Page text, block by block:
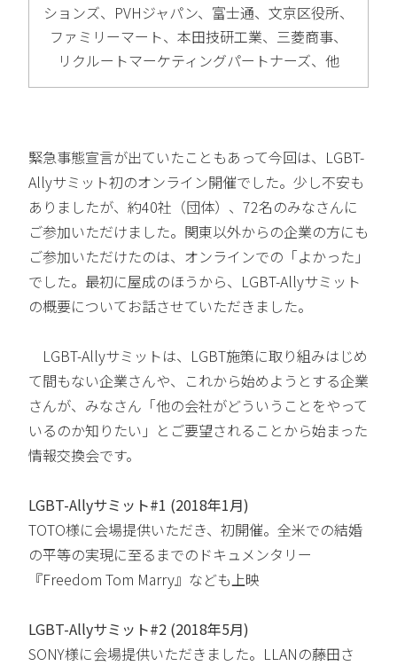
ションズ、PVHジャパン、富士通、文京区役所、
ファミリーマート、本田技研工業、三菱商事、
リクルートマーケティングパートナーズ、他
緊急事態宣言が出ていたこともあって今回は、LGBT-
Allyサミット初のオンライン開催でした。少し不安も
ありましたが、約40社（団体）、72名のみなさんに
ご参加いただけました。関東以外からの企業の方にも
ご参加いただけたのは、オンラインでの「よかった」
でした。最初に屋成のほうから、LGBT-Allyサミット
の概要についてお話させていただきました。
LGBT-Allyサミットは、LGBT施策に取り組みはじめ
て間もない企業さんや、これから始めようとする企業
さんが、みなさん「他の会社がどういうことをやって
いるのか知りたい」とご要望されることから始まった
情報交換会です。
LGBT-Allyサミット#1 (2018年1月)
TOTO様に会場提供いただき、初開催。全米での結婚
の平等の実現に至るまでのドキュメンタリー
『Freedom Tom Marry』なども上映
LGBT-Allyサミット#2 (2018年5月)
SONY様に会場提供いただきました。LLANの藤田さ